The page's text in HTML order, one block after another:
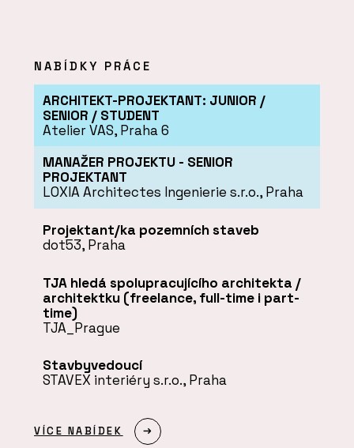
NABÍDKY PRÁCE
ARCHITEKT-PROJEKTANT: JUNIOR /
SENIOR / STUDENT
Atelier VAS, Praha 6
MANAŽER PROJEKTU - SENIOR
PROJEKTANT
LOXIA Architectes Ingenierie s.r.o., Praha
Projektant/ka pozemních staveb
dot53, Praha
TJA hledá spolupracujícího architekta /
architektku (freelance, full-time i part-
time)
TJA_Prague
Stavbyvedoucí
STAVEX interiéry s.r.o., Praha
VÍCE NABÍDEK